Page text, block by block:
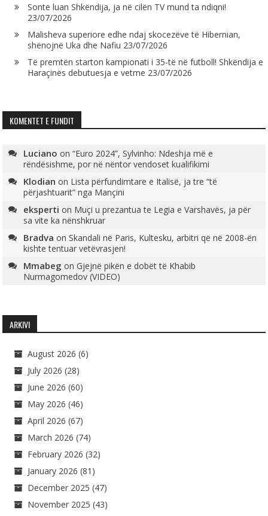
Sonte luan Shkëndija, ja në cilën TV mund ta ndiqni!
23/07/2026
Malisheva superiore edhe ndaj skocezëve të Hibernian,
shënojnë Uka dhe Nafiu 23/07/2026
Të premtën starton kampionati i 35-të në futboll! Shkëndija e
Haraçinës debutuesja e vetme 23/07/2026
KOMENTET E FUNDIT
Luciano on“Euro 2024”, Sylvinho: Ndeshja më e
rëndësishme, por në nëntor vendoset kualifikimi
Klodian on Lista përfundimtare e Italisë, ja tre “të
përjashtuarit” nga Mançini
eksperti on Muçi u prezantua te Legia e Varshavës, ja për
sa vite ka nënshkruar
Bradva onSkandali në Paris, Kultesku, arbitri që në 2008-ën
kishte tentuar vetëvrasjen!
Mmabeg onGjejnë pikën e dobët të Khabib
Nurmagomedov (VIDEO)
ARKIVI
August 2026 (6)
July 2026 (28)
June 2026 (60)
May 2026 (46)
April 2026 (67)
March 2026 (74)
February 2026 (32)
January 2026 (81)
December 2025 (47)
November 2025 (43)